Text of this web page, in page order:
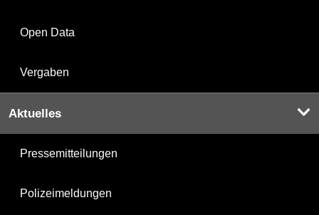
Open Data
Vergaben
Aktuelles
Pressemitteilungen
Polizeimeldungen